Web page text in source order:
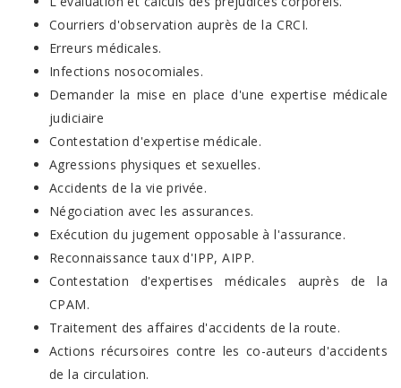
Courriers d'observation auprès de la CRCI.
Erreurs médicales.
Infections nosocomiales.
Demander la mise en place d'une expertise médicale
judiciaire
Contestation d'expertise médicale.
Agressions physiques et sexuelles.
Accidents de la vie privée.
Négociation avec les assurances.
Exécution du jugement opposable à l'assurance.
Reconnaissance taux d'IPP, AIPP.
Contestation d'expertises médicales auprès de la
CPAM.
Traitement des affaires d'accidents de la route.
Actions récursoires contre les co-auteurs d'accidents
de la circulation.